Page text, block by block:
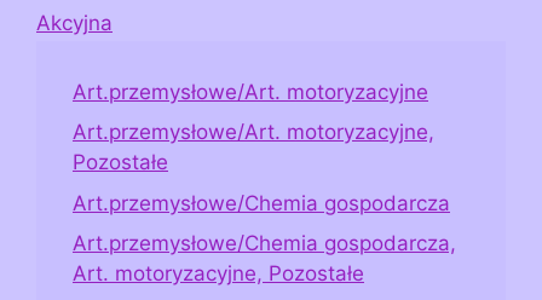
Akcyjna
Art.przemysłowe/Art. motoryzacyjne
Art.przemysłowe/Art. motoryzacyjne,
Pozostałe
Art.przemysłowe/Chemia gospodarcza
Art.przemysłowe/Chemia gospodarcza,
Art. motoryzacyjne, Pozostałe